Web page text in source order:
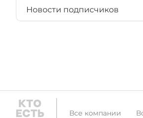
Новости подписчиков
Все компании